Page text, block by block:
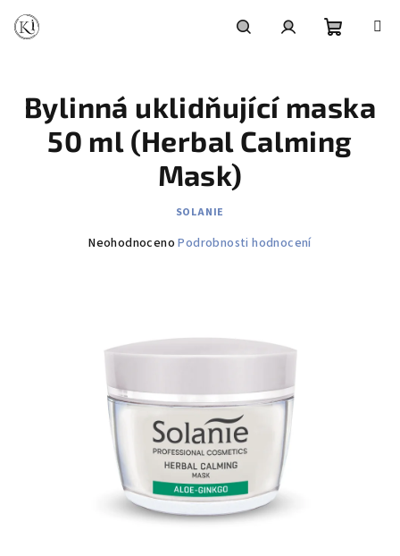
obsah
košík
Bylinná uklidňující maska
50 ml (Herbal Calming
Mask)
SOLANIE
Průměrné
Neohodnoceno Podrobnosti hodnocení